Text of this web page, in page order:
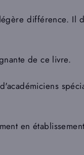
différence. Il
de ce livre.
en